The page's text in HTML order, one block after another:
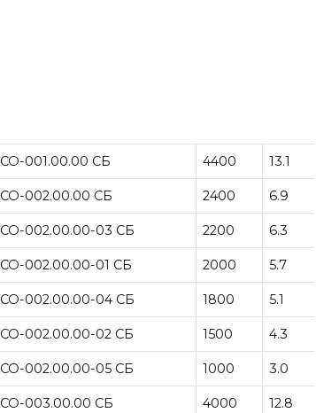
CO-001.00.00 CБ 4400 13.1
CO-002.00.00 CБ 2400 6.9
CO-002.00.00-03 CБ 2200 6.3
CO-002.00.00-01 CБ 2000 5.7
CO-002.00.00-04 CБ 1800 5.1
CO-002.00.00-02 CБ 1500 4.3
CO-002.00.00-05 CБ 1000 3.0
CO-003.00.00 CБ 4000 12.8